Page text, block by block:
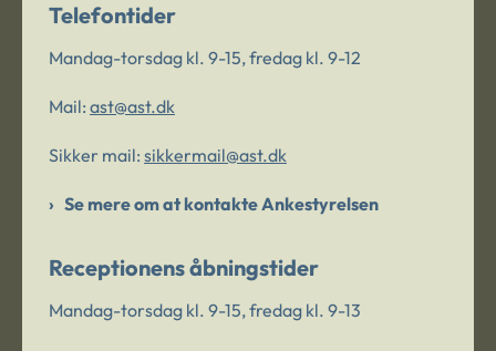
Telefontider
Mandag-torsdag kl. 9-15, fredag kl. 9-12
Mail: ast@ast.dk
Sikker mail: sikkermail@ast.dk
Se mere om at kontakte Ankestyrelsen
Receptionens åbningstider
Mandag-torsdag kl. 9-15, fredag kl. 9-13